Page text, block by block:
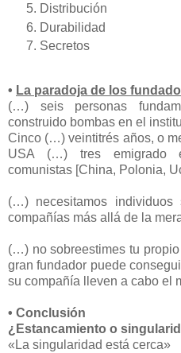
Distribución
Durabilidad
Secretos
• La paradoja de los
(…) seis personas
construido bombas en el
Cinco (…) veintitrés años, o
USA (…) tres emigrado
comunistas [China, Polonia,
(…) necesitamos
compañías más allá de la
(…) no sobreestimes tu
gran fundador puede
su compañía lleven a cabo el
• Conclusión
¿Estancamiento o
«La singularidad está cerca»